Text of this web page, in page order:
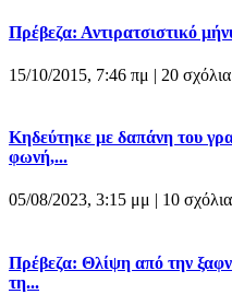
Πρέβεζα: Αντιρατσιστικό
15/10/2015, 7:46 πμ | 20 σχόλια
Κηδεύτηκε με δαπάνη του
φωνή,...
05/08/2023, 3:15 μμ | 10 σχόλια
Πρέβεζα: Θλίψη από την
τη...